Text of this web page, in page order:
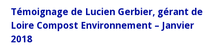
Témoignage de Lucien Gerbier, gérant de
Loire Compost Environnement – Janvier
2018